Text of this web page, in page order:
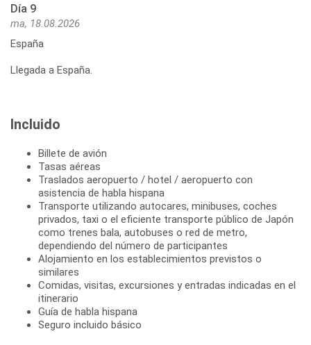
Día 9
ma, 18.08.2026
España
Llegada a España.
Incluido
Billete de avión
Tasas aéreas
Traslados aeropuerto / hotel / aeropuerto con
asistencia de habla hispana
Transporte utilizando autocares, minibuses, coches
privados, taxi o el eficiente transporte público de Japón
como trenes bala, autobuses o red de metro,
dependiendo del número de participantes
Alojamiento en los establecimientos previstos o
similares
Comidas, visitas, excursiones y entradas indicadas en el
itinerario
Guía de habla hispana
Seguro incluido básico